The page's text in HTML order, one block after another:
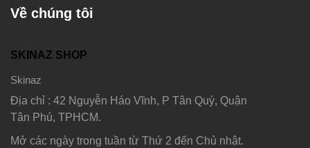
Về chúng tôi
SKINAZ SHOP
Skinaz
Địa chỉ : 42 Nguyễn Háo Vĩnh, P Tân Quý, Quận
Tân Phú, TPHCM.
Mở các ngày trong tuần từ Thứ 2 đến Chủ nhật.